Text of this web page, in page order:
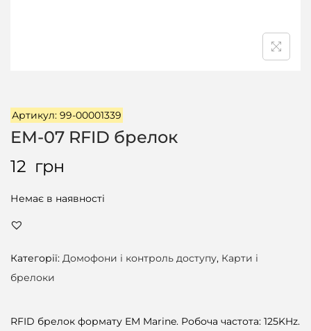
Артикул: 99-00001339
EM-07 RFID брелок
12 грн
Немає в наявності
Категорії: Домофони і контроль доступу, Карти і
брелоки
RFID брелок формату EM Marine. Робоча частота: 125KHz.